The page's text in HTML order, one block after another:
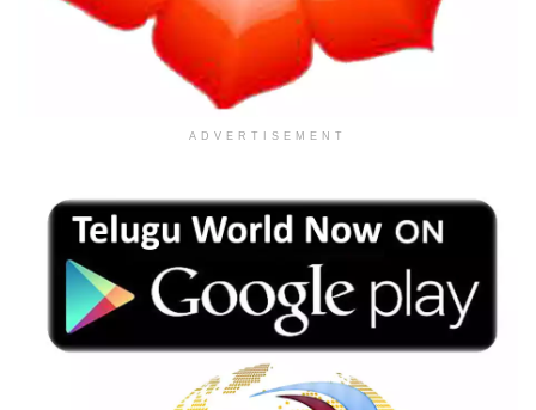
ADVERTISEMENT